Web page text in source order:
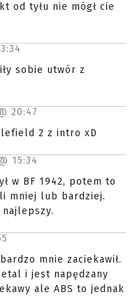
od tyłu nie mógł cie
sobie utwór z
20:47
2 z intro xD
15:34
w BF 1942, potem to
mniej lub bardziej.
najlepszy.
mnie zaciekawił.
i jest napędzany
ale ABS to jednak